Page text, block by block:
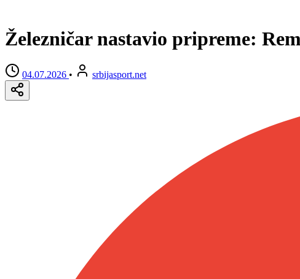
Železničar nastavio pripreme:
04.07.2026 • srbijasport.net